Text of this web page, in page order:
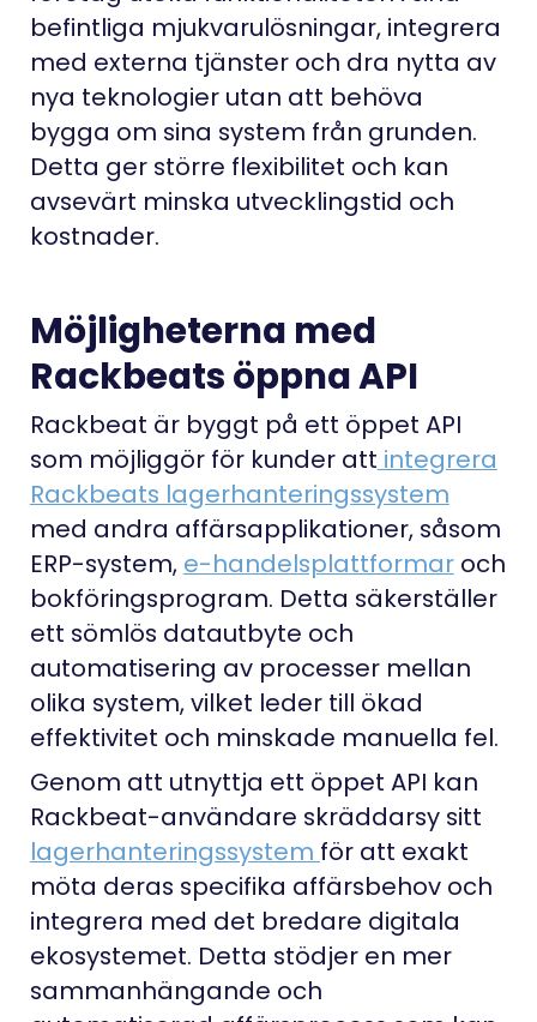
befintliga mjukvarulösningar, integrera
med externa tjänster och dra nytta av
nya teknologier utan att behöva
bygga om sina system från grunden.
Detta ger större flexibilitet och kan
avsevärt minska utvecklingstid och
kostnader.
Möjligheterna med
Rackbeats öppna API
Rackbeat är byggt på ett öppet API
som möjliggör för kunder att integrera
Rackbeats lagerhanteringssystem
med andra affärsapplikationer, såsom
ERP-system, e-handelsplattformaroch
bokföringsprogram. Detta säkerställer
ett sömlös datautbyte och
automatisering av processer mellan
olika system, vilket leder till ökad
effektivitet och minskade manuella fel.
Genom att utnyttja ett öppet API kan
Rackbeat-användare skräddarsy sitt
lagerhanteringssystem för att exakt
möta deras specifika affärsbehov och
integrera med det bredare digitala
ekosystemet. Detta stödjer en mer
sammanhängande och